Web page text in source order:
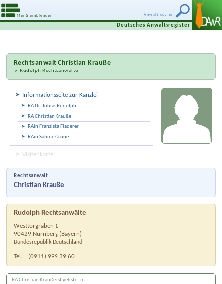
Anwalt suchen
Menü einblenden
Deutsches Anwaltsregister
RechtsanwaltChristian Krauße
Rudolph Rechtsanwälte
Informationsseite zur Kanzlei
RA Dr. Tobias Rudolph
RA Christian Krauße
RAin Franziska Fladerer
RAin Sabine Gröne
Visitenkarte
Rechtsanwalt
Christian Krauße
Rudolph Rechtsanwälte
Westtorgraben 1
90429 Nürnberg (Bayern)
Bundesrepublik Deutschland
Tel.: (0911) 999 39 60
RA Christian Krauße ist gelistet in ...